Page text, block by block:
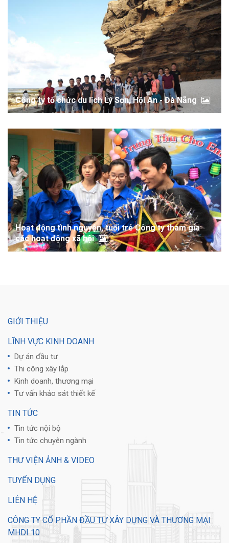
Công ty tổ chức du lịch Lý Sơn, Hội An - Đà Nẵng
Hoạt động tình nguyện, tuổi trẻ Công ty tham gia
các hoạt động xã hội
GIỚI THIỆU
LĨNH VỰC KINH DOANH
Dự án đầu tư
Thi công xây lắp
Kinh doanh, thương mại
Tư vấn khảo sát thiết kế
TIN TỨC
Tin tức nội bộ
Tin tức chuyên ngành
THƯ VIỆN ẢNH & VIDEO
TUYỂN DỤNG
LIÊN HỆ
CÔNG TY CỔ PHẦN ĐẦU TƯ XÂY DỰNG VÀ THƯƠNG MẠI
MHDI 10